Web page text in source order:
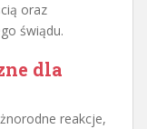
oraz
świądu.
dla
reakcje,